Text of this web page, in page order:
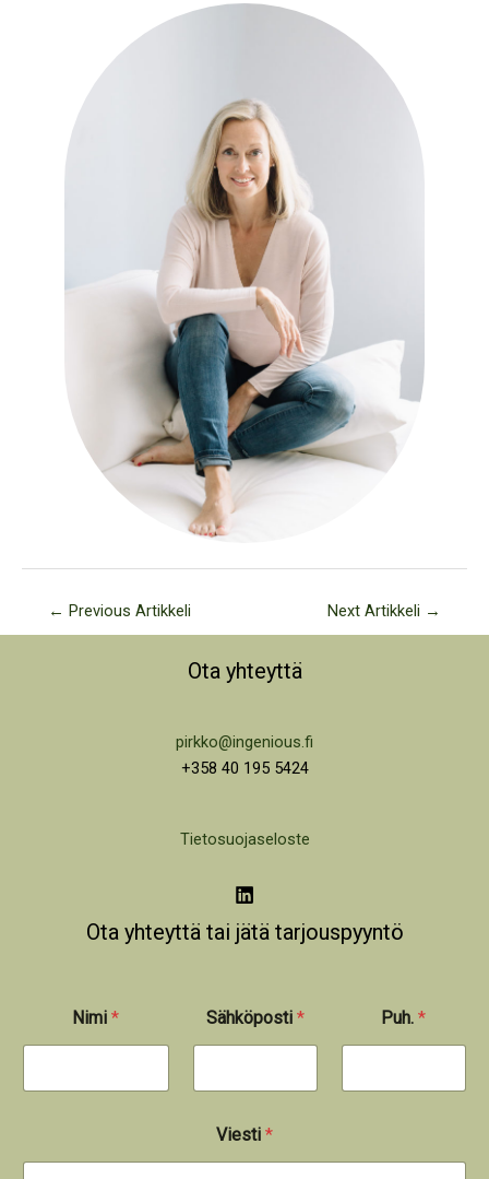
← Previous Artikkeli Next Artikkeli →
Ota yhteyttä
pirkko@ingenious.fi
+358 40 195 5424
Tietosuojaseloste
Ota yhteyttä tai jätä tarjouspyyntö
Nimi* Sähköposti * Puh.*
Viesti *